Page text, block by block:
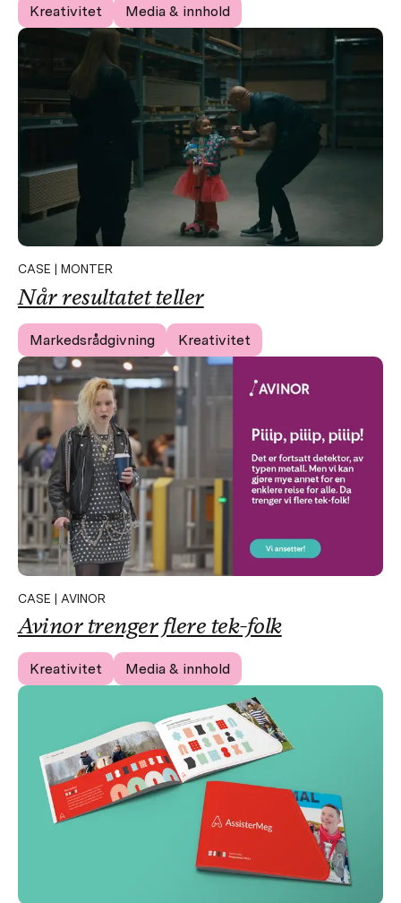
Kreativitet Media & innhold
CASE | MONTER
Når resultatetteller
Markedsrådgivning Kreativitet
CASE | AVINOR
Avinor trenger flere tek-folk
Kreativitet Media & innhold